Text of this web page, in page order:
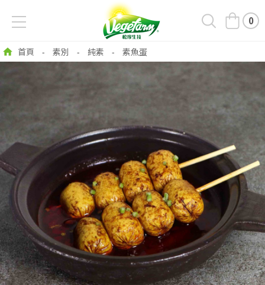
0
首頁 - 素別 - 純素 - 素魚蛋